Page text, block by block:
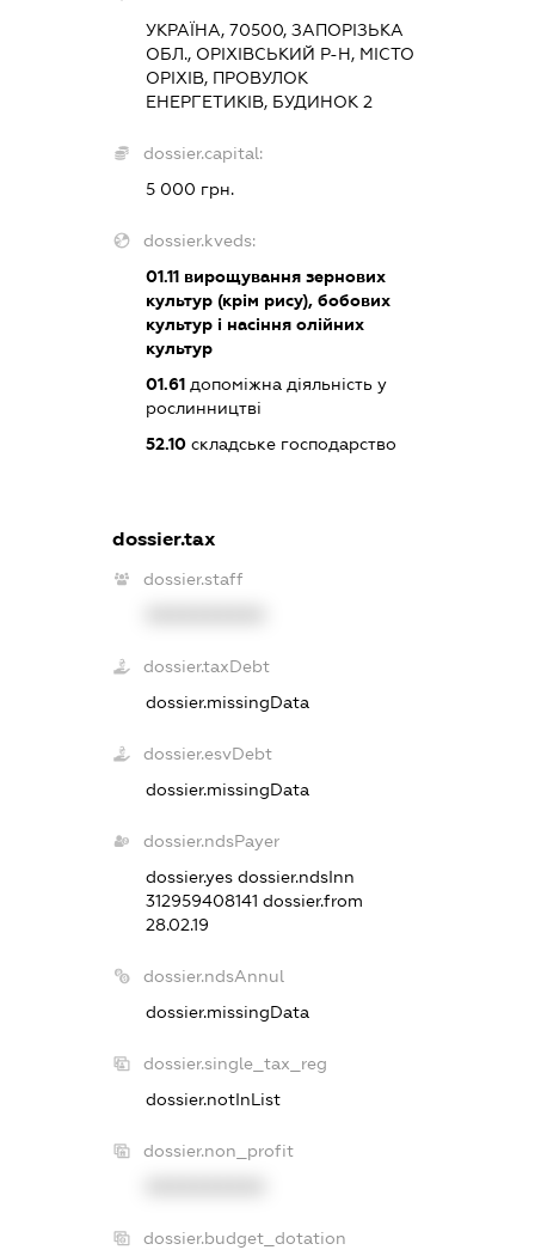
УКРАЇНА, 70500, ЗАПОРІЗЬКА
ОБЛ., ОРІХІВСЬКИЙ Р-Н, МІСТО
ОРІХІВ, ПРОВУЛОК
ЕНЕРГЕТИКІВ, БУДИНОК 2
dossier.capital:
5 000 грн.
dossier.kveds:
01.11вирощування зернових
культур (крім рису), бобових
культур і насіння олійних
культур
01.61допоміжна діяльність у
рослинництві
52.10складське господарство
dossier.tax
dossier.staff
dossier.taxDebt
dossier.missingData
dossier.esvDebt
dossier.missingData
dossier.ndsPayer
dossier.yes dossier.ndsInn
312959408141 dossier.from
28.02.19
dossier.ndsAnnul
dossier.missingData
dossier.single_tax_reg
dossier.notInList
dossier.non_profit
dossier.budget_dotation